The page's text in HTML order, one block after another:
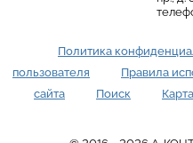
Политика
пользователя
Правила
сайта
Поиск